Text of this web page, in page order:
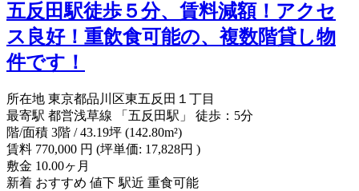
五反田駅徒歩５分、賃料減額！アクセ
ス良好！重飲食可能の、複数階貸し物
件です！
所在地 東京都品川区東五反田１丁目
最寄駅 都営浅草線 「五反田駅」 徒歩：5分
階/面積 3階 / 43.19坪 (142.80m²)
賃料 770,000 円 (坪単価: 17,828円 )
敷金 10.00ヶ月
新着 おすすめ 値下 駅近 重食可能